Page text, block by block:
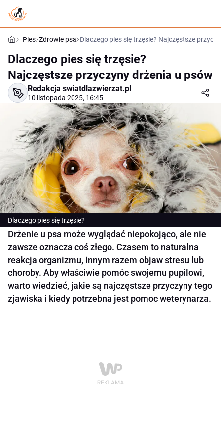
Pies Zdrowie psa Dlaczego pies się trzęsie? Najczęstsze
Dlaczego pies się trzęsie?
Najczęstsze przyczyny drżenia u psów
Redakcja swiatdlazwierzat.pl
10 listopada 2025, 16:45
Dlaczego pies się trzęsie?
Drżenie u psa może wyglądać niepokojąco, ale nie
zawsze oznacza coś złego. Czasem to naturalna
reakcja organizmu, innym razem objaw stresu lub
choroby. Aby właściwie pomóc swojemu pupilowi,
warto wiedzieć, jakie są najczęstsze przyczyny tego
zjawiska i kiedy potrzebna jest pomoc weterynarza.